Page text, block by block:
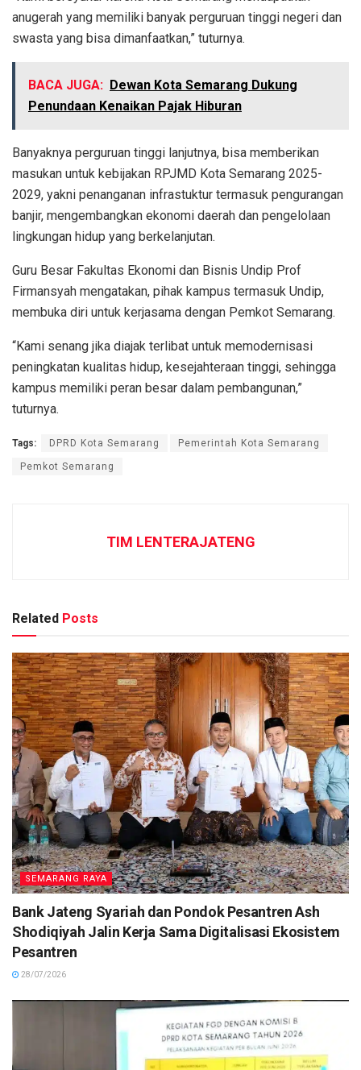
anugerah yang memiliki banyak perguruan tinggi negeri dan
swasta yang bisa dimanfaatkan,” tuturnya.
BACA JUGA: Dewan Kota Semarang Dukung
Penundaan Kenaikan Pajak Hiburan
Banyaknya perguruan tinggi lanjutnya, bisa memberikan
masukan untuk kebijakan RPJMD Kota Semarang 2025-
2029, yakni penanganan infrastuktur termasuk pengurangan
banjir, mengembangkan ekonomi daerah dan pengelolaan
lingkungan hidup yang berkelanjutan.
Guru Besar Fakultas Ekonomi dan Bisnis Undip Prof
Firmansyah mengatakan, pihak kampus termasuk Undip,
membuka diri untuk kerjasama dengan Pemkot Semarang.
“Kami senang jika diajak terlibat untuk memodernisasi
peningkatan kualitas hidup, kesejahteraan tinggi, sehingga
kampus memiliki peran besar dalam pembangunan,”
tuturnya.
Tags: DPRD Kota Semarang Pemerintah Kota Semarang
Pemkot Semarang
TIM LENTERAJATENG
Related Posts
SEMARANG RAYA
Bank Jateng Syariah dan Pondok Pesantren Ash
Shodiqiyah Jalin Kerja Sama Digitalisasi Ekosistem
Pesantren
28/07/2026